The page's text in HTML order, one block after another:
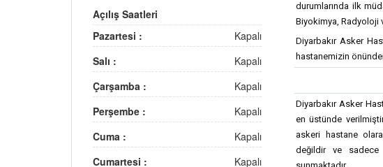
Açılış Saatleri
Pazartesi :
Kapalı
Salı :
Kapalı
Çarşamba :
Kapalı
Perşembe :
Kapalı
Cuma :
Kapalı
Cumartesi :
Kapalı
durumlarında ilk
Biyokimya, Radyoloji
Diyarbakır Asker
hastanemizin
Diyarbakır Asker
en üstünde
askeri hastane
değildir ve